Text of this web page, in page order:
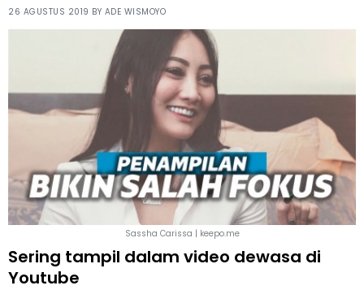
26 AGUSTUS 2019 BY ADE WISMOYO
Sassha Carissa | keepo.me
Sering tampil dalam video dewasa di
Youtube